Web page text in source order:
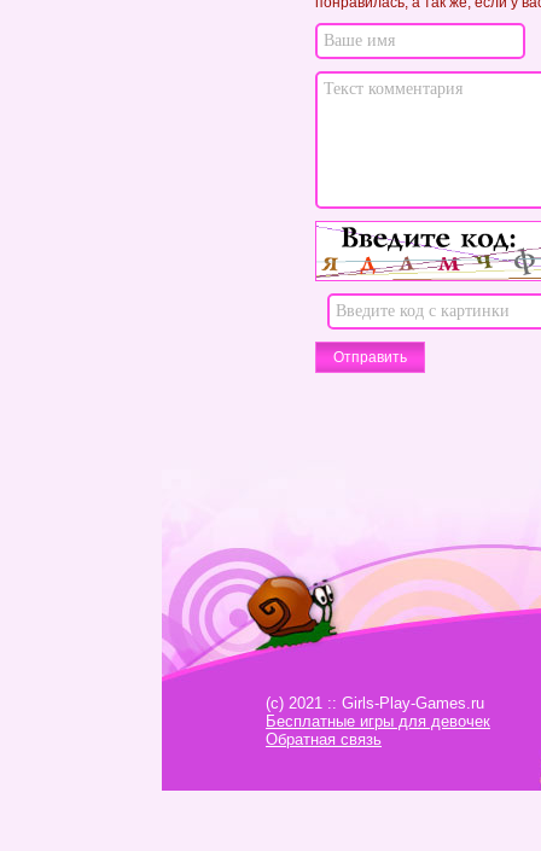
(c) 2021 :: Girls-Play-Games.ru
Бесплатные игры для девочек
Обратная связь